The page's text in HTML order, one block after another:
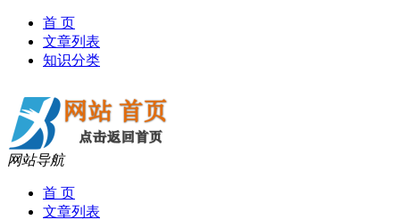
首 页
文章列表
知识分类
网站导航
首 页
文章列表